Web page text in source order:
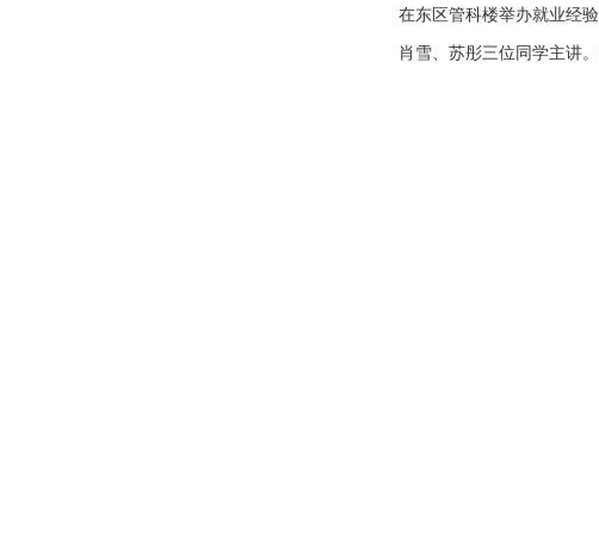
在东区管科楼举办就业经
肖雪、苏彤三位同学主讲